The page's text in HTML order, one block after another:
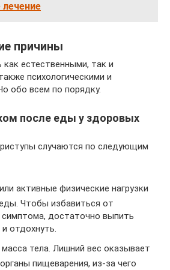
причины
естественными, так и
психологическими и
обо всем по порядку.
после еды у здоровых
случаются по следующим
активные физические нагрузки
Чтобы избавиться от
симптома, достаточно выпить
отдохнуть.
тела. Лишний вес оказывает
пищеварения, из-за чего